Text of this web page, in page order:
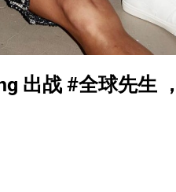
出战 #全球先生